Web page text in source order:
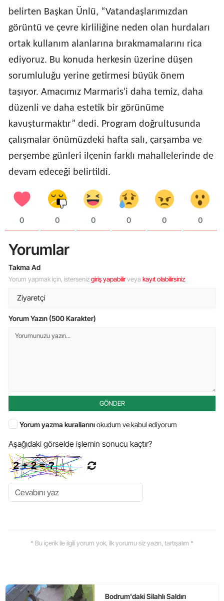
belirten Başkan Ünlü, “Vatandaşlarımızdan
görüntü ve çevre kirliliğine neden olan hurdaları
ortak kullanım alanlarına bırakmamalarını rica
ediyoruz. Bu konuda herkesin üzerine düşen
sorumluluğu yerine getirmesi büyük önem
taşıyor. Amacımız Marmaris'i daha temiz, daha
düzenli ve daha estetik bir görünüme
kavuşturmaktır” dedi. Program doğrultusunda
çalışmalar önümüzdeki hafta salı, çarşamba ve
perşembe günleri ilçenin farklı mahallelerinde de
devam edeceği belirtildi.
0 0 0 0 0 0
Yorumlar
Takma Ad
Yorum yapmak için, istersenizgiriş yapabilirveya kayıt olabilirsiniz.
Yorum Yazın (500 Karakter)
GÖNDER
Yorum yazma kurallarınıokudum ve kabul ediyorum
Aşağıdaki görselde işlemin sonucu kaçtır?
* Bu içerik ile ilgili yorum yok, ilk yorumu siz yazın, tartışalım *
Bodrum'daki Silahlı Saldırı